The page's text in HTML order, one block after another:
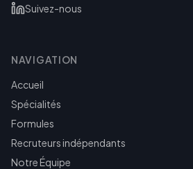
Suivez-nous
NAVIGATION
Accueil
Spécialités
Formules
Recruteurs indépendants
Notre Équipe